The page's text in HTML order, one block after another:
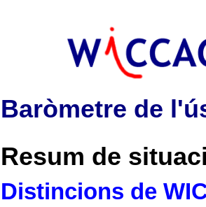
Baròmetre de
Resum de
Distincions de